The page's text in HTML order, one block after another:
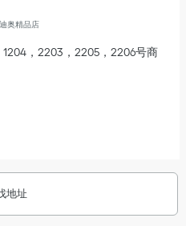
迪奥精品店
，2203，2205，2206号商
地址